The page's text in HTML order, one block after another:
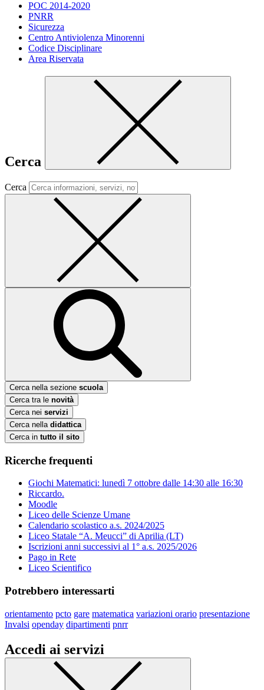
POC 2014-2020
PNRR
Sicurezza
Centro Antiviolenza Minorenni
Codice Disciplinare
Area Riservata
Cerca
Cerca
Cerca nella sezione scuola
Cerca tra le novità
Cerca nei servizi
Cerca nella didattica
Cerca in tutto il sito
Ricerche frequenti
Giochi Matematici: lunedì 7 ottobre dalle 14:30 alle 16:30
Riccardo.
Moodle
Liceo delle Scienze Umane
Calendario scolastico a.s. 2024/2025
Liceo Statale “A. Meucci” di Aprilia (LT)
Iscrizioni anni successivi al 1° a.s. 2025/2026
Pago in Rete
Liceo Scientifico
Potrebbero interessarti
orientamento pcto gare matematica variazioni orario presentazione
Invalsi openday dipartimenti pnrr
Accedi ai servizi